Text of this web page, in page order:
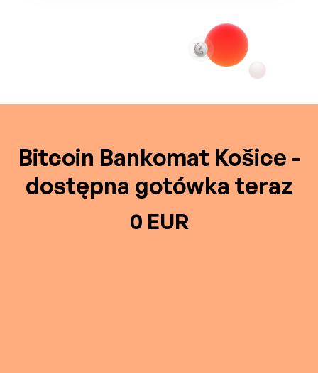
Bitcoin Bankomat Košice -
dostępna gotówka teraz
0 EUR